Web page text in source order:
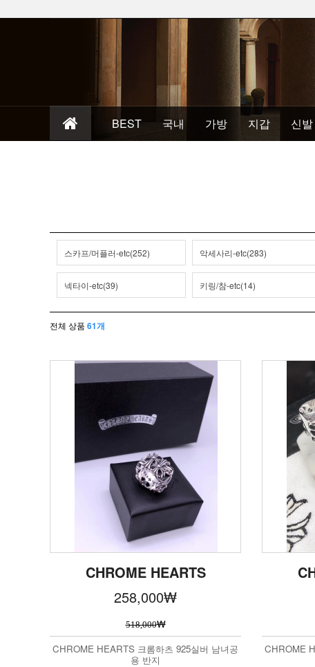
BEST 국내 가방 지갑 신발
스카프/머플러-etc(252) 악세사리-etc(283)
넥타이-etc(39) 키링/참-etc(14)
전체 상품 61개
CHROME HEARTS
258,000₩
518,000₩
CHROME HEARTS 크롬하츠 925실버 남녀공
용 반지
CHROME